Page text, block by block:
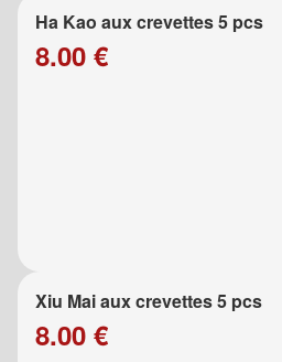
Ha Kao aux crevettes 5 pcs
8.00 €
Xiu Mai aux crevettes 5 pcs
8.00 €